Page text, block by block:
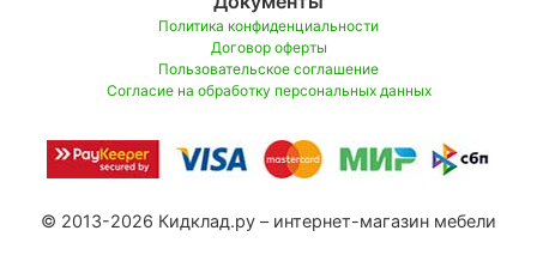
Политика конфиденциальности
Договор оферты
Пользовательское соглашение
Согласие на обработку персональных данных
© 2013-2026 Кидклад.ру – интернет-магазин мебели